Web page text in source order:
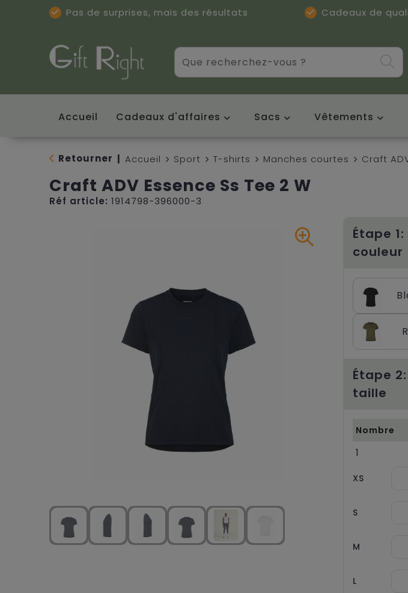
Pas de surprises, mais des résultats Cadeaux de
Accueil Cadeaux d'affaires Sacs Vêtements
Retourner Accueil Sport T-shirts Manches courtes Craft
Craft ADV Essence Ss Tee 2 W
Réf article: 1914798-396000-3
Étape
couleur
Étape
taille
Nombre
1
XS
S
M
L